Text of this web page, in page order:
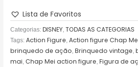
Lista de Favoritos
Categorias:DISNEY ,TODAS AS CATEGORIAS
Tags: Action Figure Action figure Chap
brinquedo de ação ,Brinquedo vintage ,
mai ,Chap Mei action figure ,Figura de